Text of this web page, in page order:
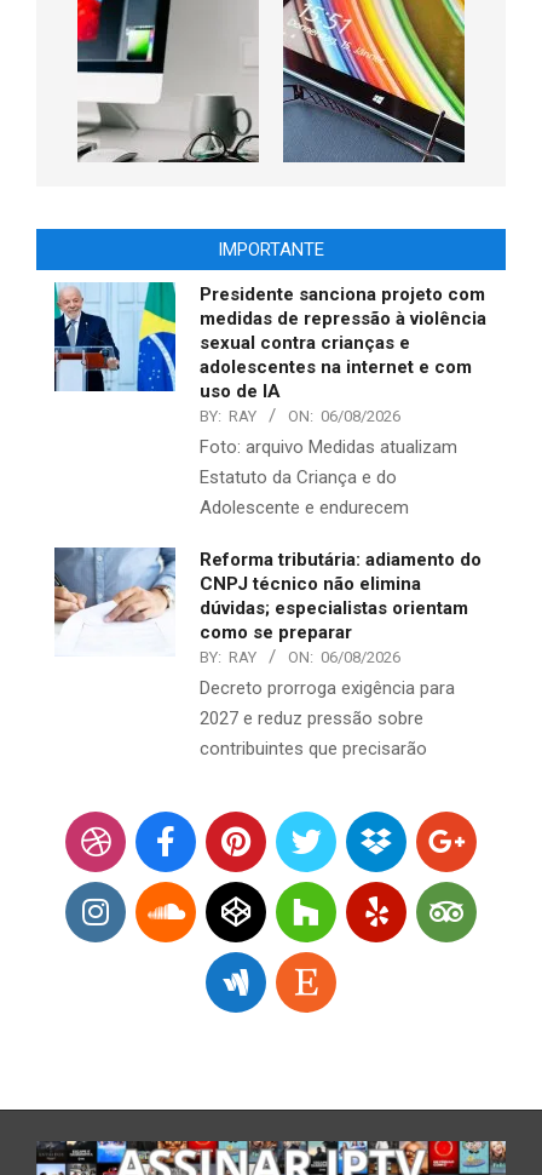
IMPORTANTE
Presidente sanciona projeto com
medidas de repressão à violência
sexual contra crianças e
adolescentes na internet e com
uso de IA
BY: RAY ON: 06/08/2026
Foto: arquivo Medidas atualizam
Estatuto da Criança e do
Adolescente e endurecem
Reforma tributária: adiamento do
CNPJ técnico não elimina
dúvidas; especialistas orientam
como se preparar
BY: RAY ON: 06/08/2026
Decreto prorroga exigência para
2027 e reduz pressão sobre
contribuintes que precisarão